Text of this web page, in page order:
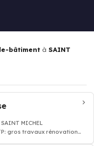
bâtiment à SAINT
MICHEL
gros travaux rénovation